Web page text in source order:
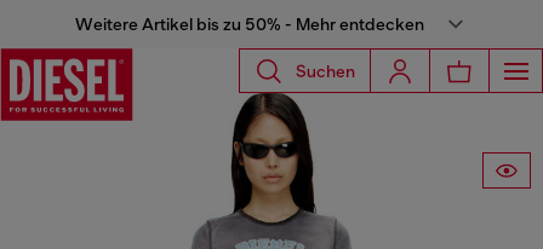
Weitere Artikel bis zu 50% - Mehr entdecken
Suchen